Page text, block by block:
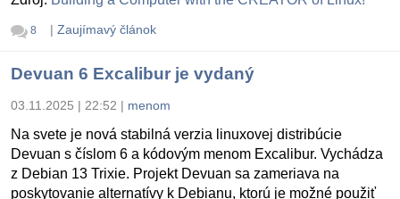
8 | Zaujímavý článok
Devuan 6 Excalibur je vydaný
03.11.2025 | 22:52 | menom
Na svete je nová stabilná verzia linuxovej distribúcie
Devuan s číslom 6 a kódovým menom Excalibur. Vychádza
z Debian 13 Trixie. Projekt Devuan sa zameriava na
poskytovanie alternatívy k Debianu, ktorú je možné použiť